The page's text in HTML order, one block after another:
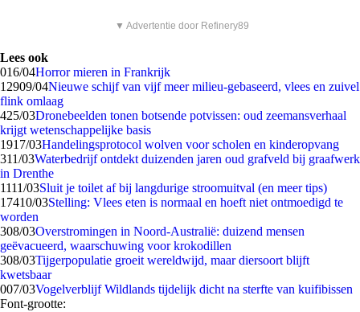
▼ Advertentie door Refinery89
Lees ook
016/04Horror mieren in Frankrijk
12909/04Nieuwe schijf van vijf meer milieu-gebaseerd, vlees en zuivel
flink omlaag
425/03Dronebeelden tonen botsende potvissen: oud zeemansverhaal
krijgt wetenschappelijke basis
1917/03Handelingsprotocol wolven voor scholen en kinderopvang
311/03Waterbedrijf ontdekt duizenden jaren oud grafveld bij graafwerk
in Drenthe
1111/03Sluit je toilet af bij langdurige stroomuitval (en meer tips)
17410/03Stelling: Vlees eten is normaal en hoeft niet ontmoedigd te
worden
308/03Overstromingen in Noord-Australië: duizend mensen
geëvacueerd, waarschuwing voor krokodillen
308/03Tijgerpopulatie groeit wereldwijd, maar diersoort blijft
kwetsbaar
007/03Vogelverblijf Wildlands tijdelijk dicht na sterfte van kuifibissen
Font-grootte: